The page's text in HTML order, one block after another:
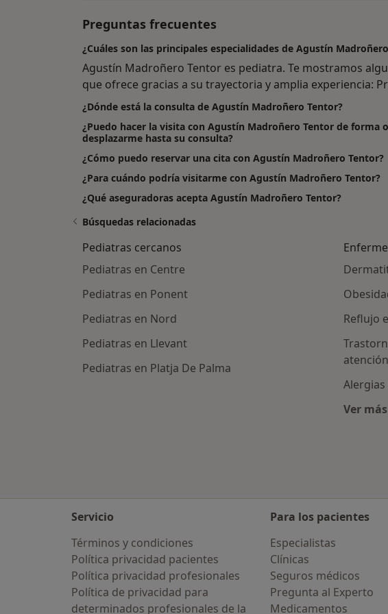
Preguntas frecuentes
¿Cuáles son las principales especialidades de Agustín
Agustín Madroñero Tentor es pediatra. Te mostramos
que ofrece gracias a su trayectoria y amplia experiencia:
¿Dónde está la consulta de Agustín Madroñero Tentor?
¿Puedo hacer la visita con Agustín Madroñero Tentor de forma
desplazarme hasta su consulta?
¿Cómo puedo reservar una cita con Agustín Madroñero Tentor?
¿Para cuándo podría visitarme con Agustín Madroñero Tentor?
¿Qué aseguradoras acepta Agustín Madroñero Tentor?
Búsquedas relacionadas
Pediatras cercanos
Pediatras en Centre
Pediatras en Ponent
Pediatras en Nord
Pediatras en Llevant
Pediatras en Platja De Palma
Reflujo
Ver
Servicio
Términos y condiciones
Política privacidad pacientes
Política privacidad profesionales
Política de privacidad para
determinados profesionales de la
Para los pacientes
Especialistas
Clínicas
Seguros médicos
Pregunta al Experto
Medicamentos